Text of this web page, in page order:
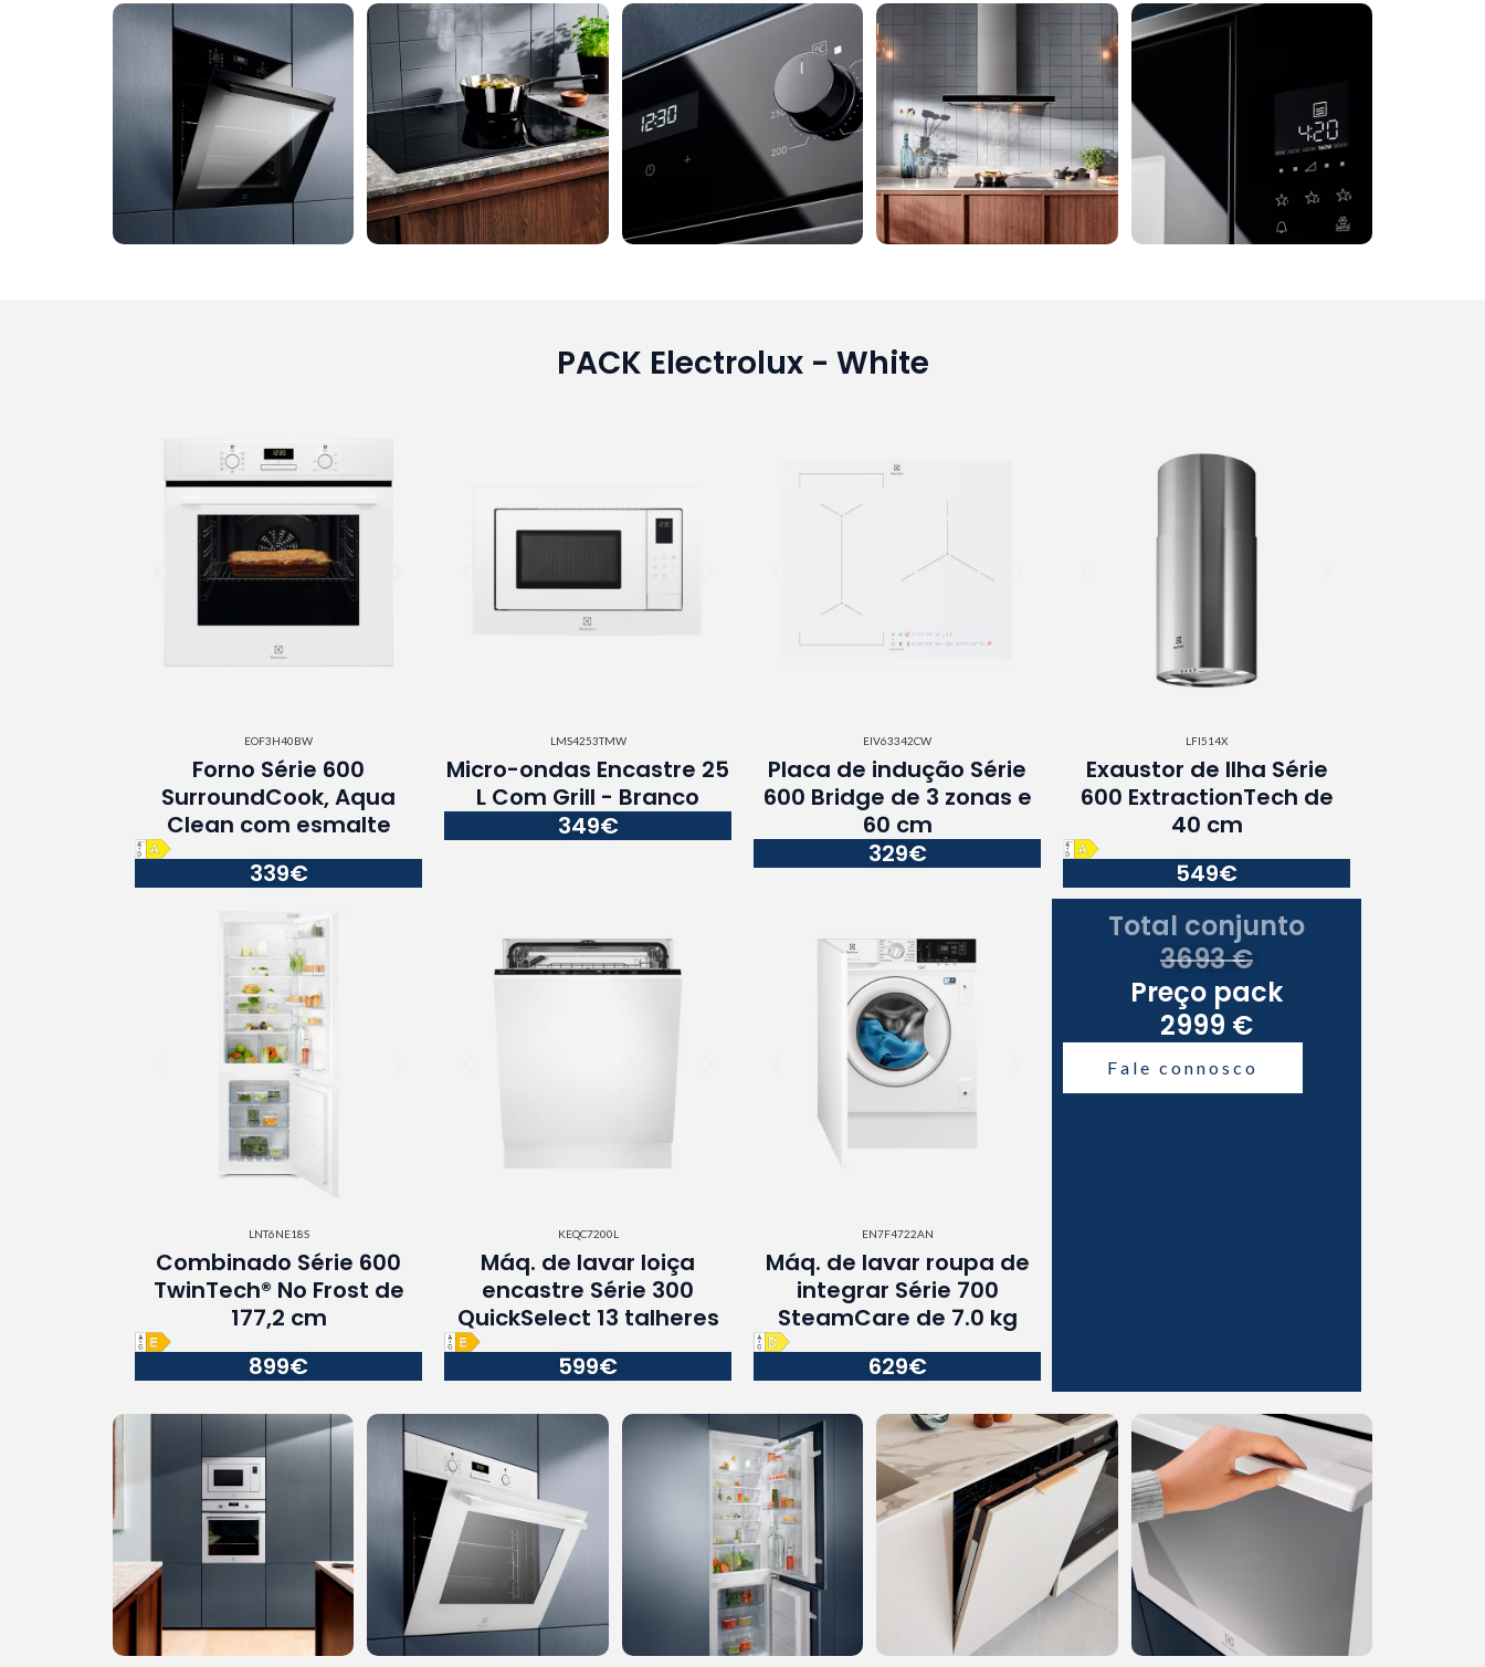
PACK Electrolux - White
EOF3H40BW
Forno Série 600
SurroundCook, Aqua
Clean com esmalte
339€
LMS4253TMW
Micro-ondas Encastre 25
L Com Grill - Branco
349€
EIV63342CW
Placa de indução Série
600 Bridge de 3 zonas e
60 cm
329€
LFI514X
Exaustor de Ilha Série
600 ExtractionTech de
40 cm
549€
LNT6NE18S
Combinado Série 600
TwinTech® No Frost de
177,2 cm
899€
KEQC7200L
Máq. de lavar loiça
encastre Série 300
QuickSelect 13 talheres
599€
EN7F4722AN
Máq. de lavar roupa de
integrar Série 700
SteamCare de 7.0 kg
629€
Total conjunto
3693 €
Preço pack
2999 €
Fale connosco